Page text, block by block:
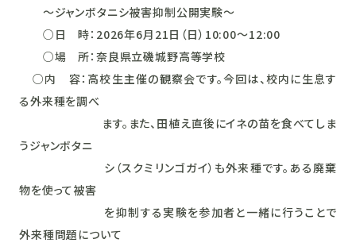
～ジャンボタニシ被害抑制公開実験～
○日 時：2026年6月21日（日）10:00～12:00
○場 所：奈良県立磯城野高等学校
○内 容：高校生主催の観察会です。今回は、校内に生息す
る外来種を調べ
ます。また、田植え直後にイネの苗を食べてしま
うジャンボタニ
シ（スクミリンゴガイ）も外来種です。ある廃棄
物を使って被害
を抑制する実験を参加者と一緒に行うことで
外来種問題について